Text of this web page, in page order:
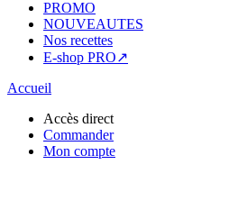
PROMO
NOUVEAUTES
Nos recettes
E-shop PRO↗
Accueil
Accès direct
Commander
Mon compte